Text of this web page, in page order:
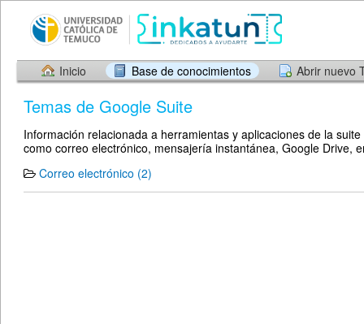
Inicio Base de conocimientos Abrir nuevo
Temas de Google Suite
Información relacionada a herramientas y aplicaciones de la
como correo electrónico, mensajería instantánea, Google Drive,
Correo electrónico (2)